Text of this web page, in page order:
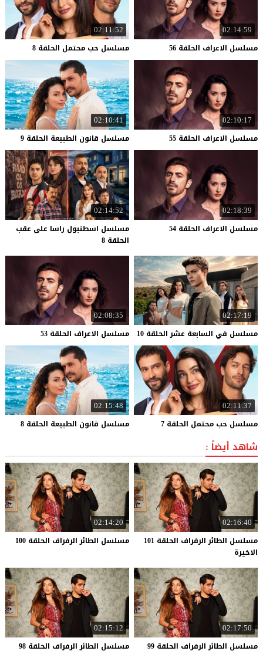
02:14:59
مسلسل الاعراف الحلقة 56
02:11:52
مسلسل حب محتمل الحلقة 8
02:10:17
مسلسل الاعراف الحلقة 55
02:10:41
مسلسل قانون الطبيعة الحلقة 9
02:18:39
مسلسل الاعراف الحلقة 54
02:14:52
مسلسل اسطنبول راسا على عقب
الحلقة 8
02:17:19
مسلسل في السابعة عشر الحلقة 10
02:08:35
مسلسل الاعراف الحلقة 53
02:11:37
مسلسل حب محتمل الحلقة 7
02:15:48
مسلسل قانون الطبيعة الحلقة 8
شاهد أيضاً :
02:16:40
مسلسل الطائر الرفراف الحلقة 101
الاخيرة
02:14:20
مسلسل الطائر الرفراف الحلقة 100
02:17:50
مسلسل الطائر الرفراف الحلقة 99
02:15:12
مسلسل الطائر الرفراف الحلقة 98